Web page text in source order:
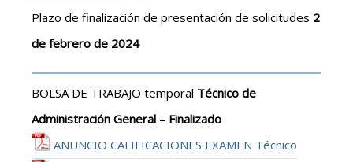
Plazo de finalización de presentación de solicitudes 2
de febrero de 2024
BOLSA DE TRABAJO temporal Técnico de
Administración General – Finalizado
ANUNCIO CALIFICACIONES EXAMEN Técnico